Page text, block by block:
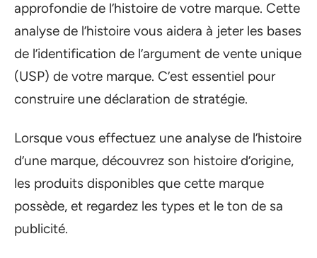
approfondie de l’histoire de votre marque. Cette
analyse de l’histoire vous aidera à jeter les bases
de l’identification de l’argument de vente unique
(USP) de votre marque. C’est essentiel pour
construire une déclaration de stratégie.
Lorsque vous effectuez une analyse de l’histoire
d’une marque, découvrez son histoire d’origine,
les produits disponibles que cette marque
possède, et regardez les types et le ton de sa
publicité.